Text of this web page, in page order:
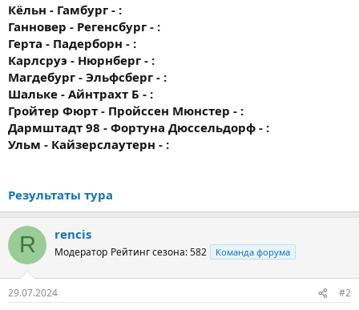
Кёльн - Гамбург - :
Ганновер - Регенсбург - :
Герта - Падерборн - :
Карлсруэ - Нюрнберг - :
Магдебург - Эльфсберг - :
Шальке - Айнтрахт Б - :
Гройтер Фюрт - Пройссен Мюнстер - :
Дармштадт 98 - Фортуна Дюссельдорф - :
Ульм - Кайзерслаутерн - :
Результаты тура
R rencis
Модератор Рейтинг сезона: 582 Команда форума
29.07.2024 #2